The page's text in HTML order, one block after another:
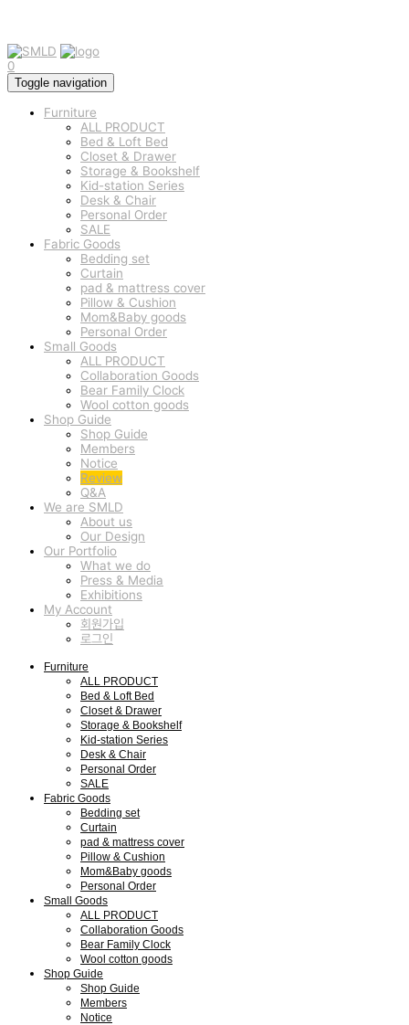
0
Toggle navigation
Furniture
ALL PRODUCT
Bed & Loft Bed
Closet & Drawer
Storage & Bookshelf
Kid-station Series
Desk & Chair
Personal Order
SALE
Fabric Goods
Bedding set
Curtain
pad & mattress cover
Pillow & Cushion
Mom&Baby goods
Personal Order
Small Goods
ALL PRODUCT
Collaboration Goods
Bear Family Clock
Wool cotton goods
Shop Guide
Shop Guide
Members
Notice
Review
Q&A
We are SMLD
About us
Our Design
Our Portfolio
What we do
Press & Media
Exhibitions
My Account
회원가입
로그인
Furniture
ALL PRODUCT
Bed & Loft Bed
Closet & Drawer
Storage & Bookshelf
Kid-station Series
Desk & Chair
Personal Order
SALE
Fabric Goods
Bedding set
Curtain
pad & mattress cover
Pillow & Cushion
Mom&Baby goods
Personal Order
Small Goods
ALL PRODUCT
Collaboration Goods
Bear Family Clock
Wool cotton goods
Shop Guide
Shop Guide
Members
Notice